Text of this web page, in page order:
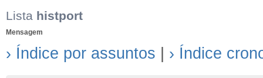
Lista histport
Mensagem
› Índice por assuntos › Índice